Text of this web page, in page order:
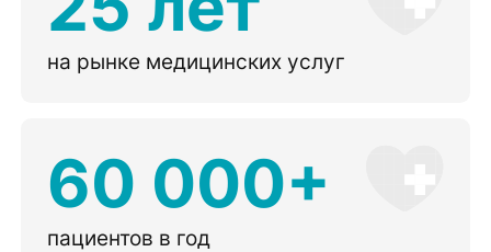
на рынке медицинских услуг
60 000+
пациентов в год